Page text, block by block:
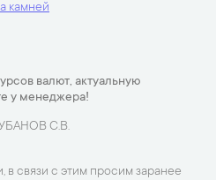
камней
валют, актуальную
у менеджера!
С.В.
в связи с этим просим заранее